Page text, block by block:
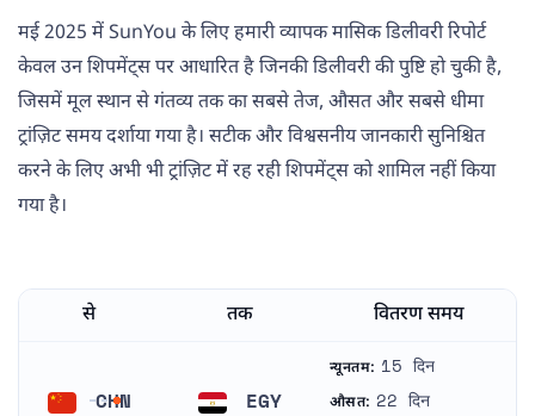
मई 2025 में SunYou के लिए हमारी व्यापक मासिक डिलीवरी रिपोर्ट
केवल उन शिपमेंट्स पर आधारित है जिनकी डिलीवरी की पुष्टि हो चुकी है,
जिसमें मूल स्थान से गंतव्य तक का सबसे तेज, औसत और सबसे धीमा
ट्रांज़िट समय दर्शाया गया है। सटीक और विश्वसनीय जानकारी सुनिश्चित
करने के लिए अभी भी ट्रांज़िट में रह रही शिपमेंट्स को शामिल नहीं किया
गया है।
से तक वितरण समय
CHN EGY
न्यूनतम: 15 दिन
औसत: 22 दिन